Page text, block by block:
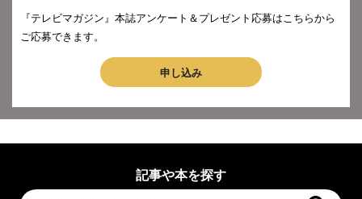
『テレビマガジン』本誌アンケート＆プレゼント応募はこちらから
ご応募できます。
申し込み
記事や本を探す